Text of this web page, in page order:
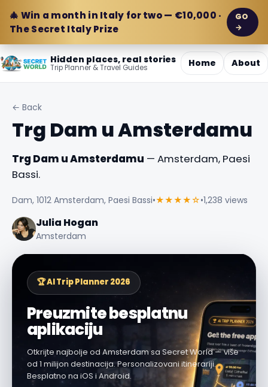
🎄 Win a month in Italy for two — €10,000 ·
The Secret Italy Prize
GO
→
Hidden places, real stories
Trip Planner & Travel Guides Home About
← Back
Trg Dam u Amsterdamu
Trg Dam u Amsterdamu — Amsterdam, Paesi
Bassi.
Dam, 1012 Amsterdam, Paesi Bassi•★★★★☆•1,238 views
Julia Hogan
Amsterdam
🏆 AI Trip Planner 2026
Preuzmite besplatnu
aplikaciju
Otkrijte najbolje od Amsterdam sa Secret World — više
od 1 milijon destinacija. Personalizovani itinerariji.
Besplatno na iOS i Android.